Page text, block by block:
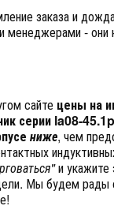
заказа и
менеджерами - они
сайте цены на
серии la08-
ниже, чем
и укажите
Мы будем рады